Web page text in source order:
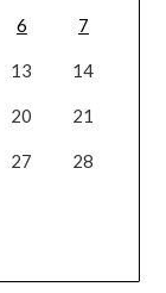
6 7
13 14
20 21
27 28